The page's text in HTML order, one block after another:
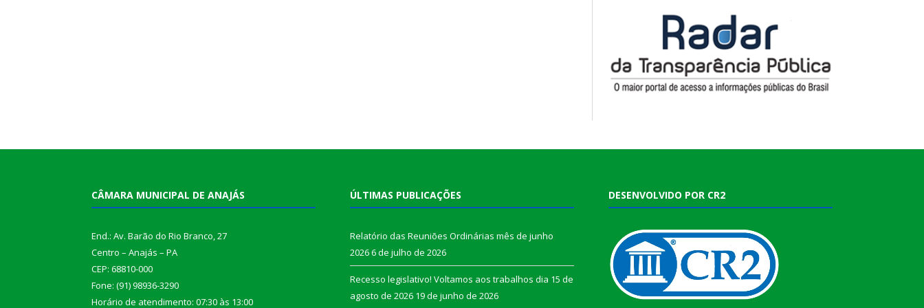
CÂMARA MUNICIPAL DE ANAJÁS
End.: Av. Barão do Rio Branco, 27
Centro – Anajás – PA
CEP: 68810-000
Fone: (91) 98936-3290
Horário de atendimento: 07:30 às 13:00
ÚLTIMAS PUBLICAÇÕES
Relatório das Reuniões Ordinárias mês de junho
20266 de julho de 2026
Recesso legislativo! Voltamos aos trabalhos dia 15 de
agosto de 2026 19 de junho de 2026
DESENVOLVIDO POR CR2